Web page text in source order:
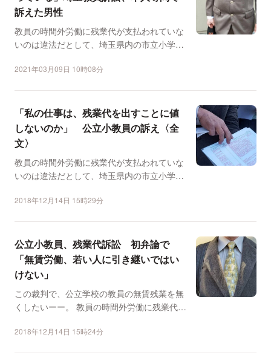
訴えた男性
教員の時間外労働に残業代が支払われていな
いのは違法だとして、埼玉県内の市立小学校
2021年03月09日 10時08分
「私の仕事は、残業代を出すことに値
しないのか」 公立小教員の訴え〈全
文〉
教員の時間外労働に残業代が支払われていな
いのは違法だとして、埼玉県内の市立小学校
2018年12月14日 15時29分
公立小教員、残業代訴訟 初弁論で
「無賃労働、若い人に引き継いではい
けない」
この裁判で、公立学校の教員の無賃残業を無
くしたいーー。 教員の時間外労働に残業代が
2018年12月14日 15時24分